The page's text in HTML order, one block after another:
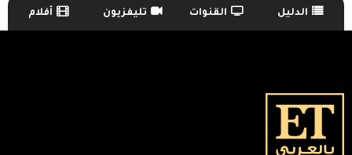
TV Guide Menu الدليل القنوات تليفزيون أفلام